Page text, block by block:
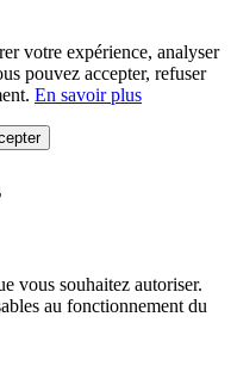
votre expérience, analyser
pouvez accepter, refuser
En savoir plus
vous souhaitez autoriser.
au fonctionnement du